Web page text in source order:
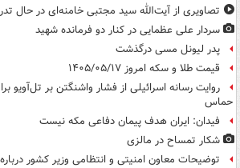
تصاویری از آیت‌الله سید مجتبی خامنه‌ای در حال
سردار علی عظمایی در کنار دو فرمانده شهید
پدر لیونل مسی درگذشت
قیمت طلا و سکه امروز ۱۴۰۵/۰۵/۱۷
روایت رسانه اسرائیلی از فشار واشنگتن بر
حماس
فیدان: ایران هدف پیمان دفاعی مکه نیست
شکار تمساح در مالزی
توضیحات معاون امنیتی و انتظامی وزیر کشور